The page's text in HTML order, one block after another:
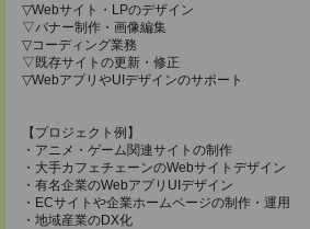
▽Webサイト・LPのデザイン
▽バナー制作・画像編集
▽コーディング業務
▽既存サイトの更新・修正
▽WebアプリやUIデザインのサポート
【プロジェクト例】
・アニメ・ゲーム関連サイトの制作
・大手カフェチェーンのWebサイトデザイン
・有名企業のWebアプリUIデザイン
・ECサイトや企業ホームページの制作・運用
・地域産業のDX化